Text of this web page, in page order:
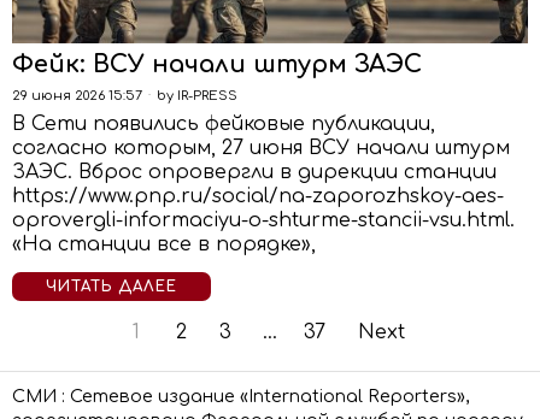
Фейк: ВСУ начали штурм ЗАЭС
29 июня 2026 15:57 by IR-PRESS
В Сети появились фейковые публикации,
согласно которым, 27 июня ВСУ начали штурм
ЗАЭС. Вброс опровергли в дирекции станции
https://www.pnp.ru/social/na-zaporozhskoy-aes-
oprovergli-informaciyu-o-shturme-stancii-vsu.html.
«На станции все в порядке»,
ЧИТАТЬ ДАЛЕЕ
1 2 3 … 37 Next
СМИ : Сетевое издание «International Reporters»,